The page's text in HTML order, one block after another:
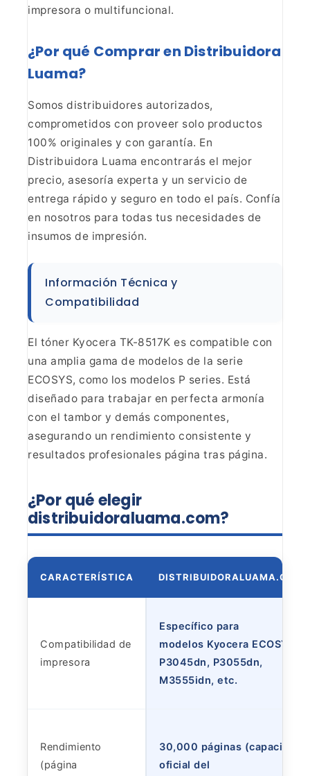
impresora o multifuncional.
¿Por qué Comprar en Distribuidora
Luama?
Somos distribuidores autorizados,
comprometidos con proveer solo productos
100% originales y con garantía. En
Distribuidora Luama encontrarás el mejor
precio, asesoría experta y un servicio de
entrega rápido y seguro en todo el país. Confía
en nosotros para todas tus necesidades de
insumos de impresión.
Información Técnica y
Compatibilidad
El tóner Kyocera TK-8517K es compatible con
una amplia gama de modelos de la serie
ECOSYS, como los modelos P series. Está
diseñado para trabajar en perfecta armonía
con el tambor y demás componentes,
asegurando un rendimiento consistente y
resultados profesionales página tras página.
¿Por qué elegir
distribuidoraluama.com?
CARACTERÍSTICA DISTRIBUIDORALUAMA.COM
Compatibilidad de
impresora
Específico para
modelos Kyocera ECOSYS
P3045dn, P3055dn,
M3555idn, etc.
Rendimiento
(página
30,000 páginas (capacidad
oficial del